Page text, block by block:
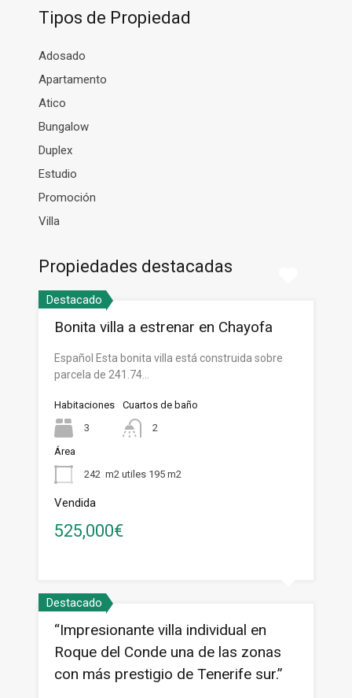
Tipos de Propiedad
Adosado
Apartamento
Atico
Bungalow
Duplex
Estudio
Promoción
Villa
Propiedades destacadas
Destacado
Bonita villa a estrenar en Chayofa
Español Esta bonita villa está construida sobre
parcela de 241.74…
Habitaciones
3
Cuartos de baño
2
Área
242 m2 utiles 195 m2
Vendida
525,000€
Destacado
“Impresionante villa individual en
Roque del Conde una de las zonas
con más prestigio de Tenerife sur.”